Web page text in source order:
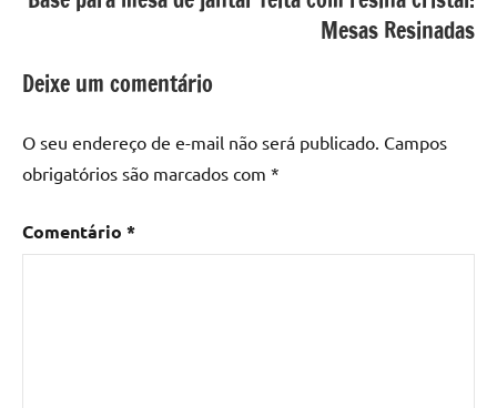
epoxi
mesa
madeira,
Mesa
madeira
com
Mesas Resinadas
Deixe um comentário
O seu endereço de e-mail não será publicado. Campos
obrigatórios são marcados com *
Comentário *